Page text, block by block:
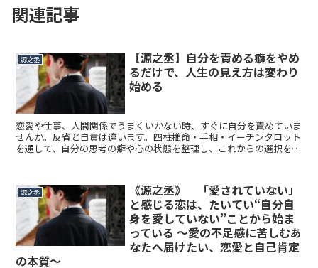
関連記事
源之丞
【源之丞】自分を責める癖をやめ
るだけで、人生の見え方は変わり
始める
恋愛や仕事、人間関係でうまくいかない時、すぐに自分を責めていま
せんか。反省と自責は違います。四柱推命・手相・イーチンタロット
を通して、自分の思考の癖や心の状態を整理し、これからの選択を整
源之丞
《源之丞》 「愛されていない」
と感じる恋は、たいてい“自分自
身を愛していない”ことから始ま
っている ～愛の不足感に苦しむあ
なたへ届けたい、恋愛と自己肯定
の本質～